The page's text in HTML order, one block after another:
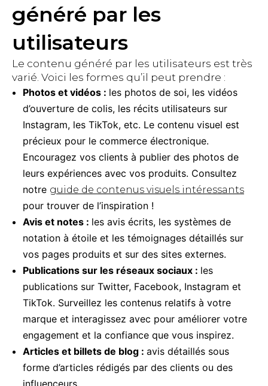
généré par les
utilisateurs
Le contenu généré par les utilisateurs est très
varié. Voici les formes qu’il peut prendre :
Photos et vidéos : les photos de soi, les vidéos
d’ouverture de colis, les récits utilisateurs sur
Instagram, les TikTok, etc. Le contenu visuel est
précieux pour le commerce électronique.
Encouragez vos clients à publier des photos de
leurs expériences avec vos produits. Consultez
notre guide de contenus visuels intéressants
pour trouver de l’inspiration !
Avis et notes : les avis écrits, les systèmes de
notation à étoile et les témoignages détaillés sur
vos pages produits et sur des sites externes.
Publications sur les réseaux sociaux : les
publications sur Twitter, Facebook, Instagram et
TikTok. Surveillez les contenus relatifs à votre
marque et interagissez avec pour améliorer votre
engagement et la confiance que vous inspirez.
Articles et billets de blog : avis détaillés sous
forme d’articles rédigés par des clients ou des